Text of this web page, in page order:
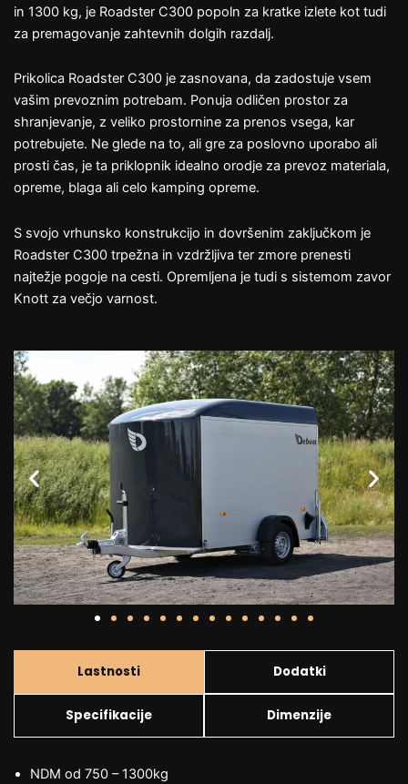
in 1300 kg, je Roadster C300 popoln za kratke izlete kot tudi
za premagovanje zahtevnih dolgih razdalj.
Prikolica Roadster C300 je zasnovana, da zadostuje vsem
vašim prevoznim potrebam. Ponuja odličen prostor za
shranjevanje, z veliko prostornine za prenos vsega, kar
potrebujete. Ne glede na to, ali gre za poslovno uporabo ali
prosti čas, je ta priklopnik idealno orodje za prevoz materiala,
opreme, blaga ali celo kamping opreme.
S svojo vrhunsko konstrukcijo in dovršenim zaključkom je
Roadster C300 trpežna in vzdržljiva ter zmore prenesti
najtežje pogoje na cesti. Opremljena je tudi s sistemom zavor
Knott za večjo varnost.
Lastnosti Dodatki
Specifikacije Dimenzije
NDM od 750 – 1300kg